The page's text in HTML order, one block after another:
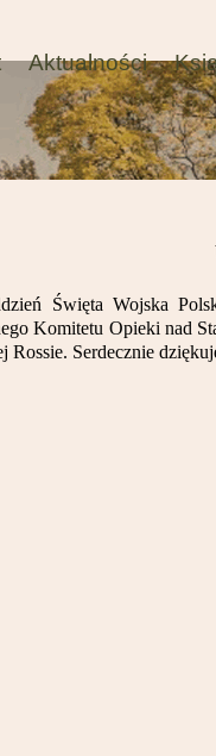
Aktualności
Święta Wojska
Komitetu Opieki nad
Rossie. Serdecznie